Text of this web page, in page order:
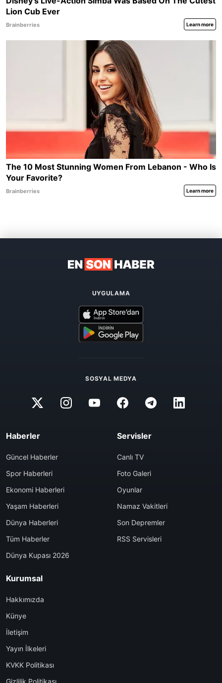
UYGULAMA
SOSYAL MEDYA
Haberler
Güncel Haberler
Spor Haberleri
Ekonomi Haberleri
Yaşam Haberleri
Dünya Haberleri
Tüm Haberler
Dünya Kupası 2026
Servisler
Canlı TV
Foto Galeri
Oyunlar
Namaz Vakitleri
Son Depremler
RSS Servisleri
Kurumsal
Hakkımızda
Künye
İletişim
Yayın İlkeleri
KVKK Politikası